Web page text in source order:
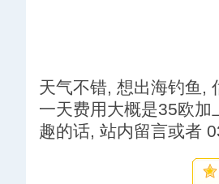
天气不错, 想出海钓鱼,
一天费用大概是35欧
趣的话, 站内留言或者